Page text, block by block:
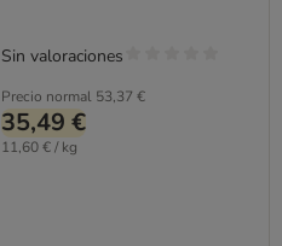
Precio normal 53,37 €
35,49 €
11,60 € / kg
Sin valoraciones